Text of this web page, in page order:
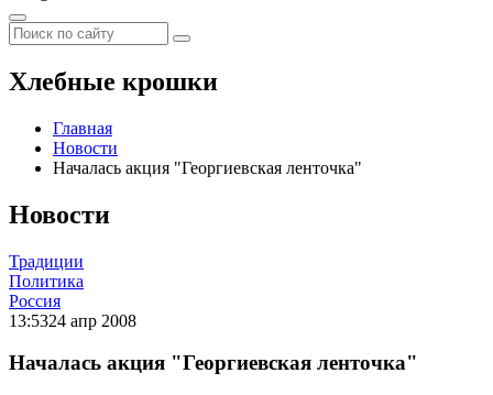
Хлебные крошки
Главная
Новости
Началась акция "Георгиевская ленточка"
Новости
Традиции
Политика
Россия
13:5324 апр 2008
Началась акция "Георгиевская ленточка"